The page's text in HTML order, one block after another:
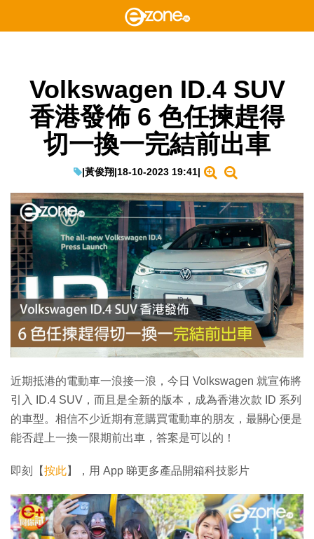
Volkswagen ID.4 SUV
香港發佈 6 色任揀趕得
切一換一完結前出車
|黃俊翔|18-10-2023 19:41|
近期抵港的電動車一浪接一浪，今日 Volkswagen 就宣佈將
引入 ID.4 SUV，而且是全新的版本，成為香港次款 ID 系列
的車型。相信不少近期有意購買電動車的朋友，最關心便是
能否趕上一換一限期前出車，答案是可以的！
即刻【按此】，用 App 睇更多產品開箱科技影片